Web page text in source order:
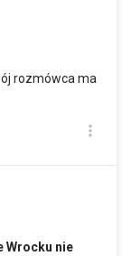
rozmówca ma
Wrocku nie